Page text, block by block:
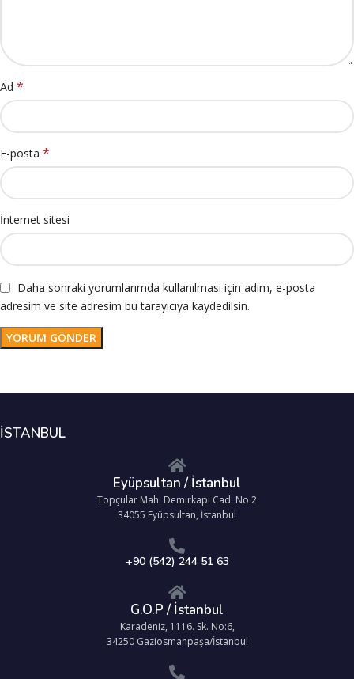
Ad *
E-posta *
İnternet sitesi
Daha sonraki yorumlarımda kullanılması için adım, e-posta
adresim ve site adresim bu tarayıcıya kaydedilsin.
İSTANBUL
Eyüpsultan / İstanbul
Topçular Mah. Demirkapı Cad. No:2
34055 Eyüpsultan, İstanbul
+90 (542) 244 51 63
G.O.P / İstanbul
Karadeniz, 1116. Sk. No:6,
34250 Gaziosmanpaşa/İstanbul